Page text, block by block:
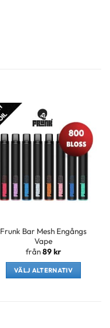
Frunk Bar Mesh Engångs
Vape
från89kr
VÄLJ ALTERNATIV